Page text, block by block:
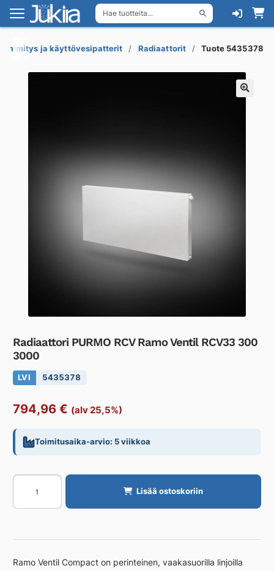
Hae tuotteita...
Siirry
navigointiin
Siirry
sisältöön
ja käyttövesipatterit Radiaattorit Tuote 5435378
Radiaattori PURMO RCV Ramo Ventil RCV33 300
3000
LVI 5435378
794,96 € (alv 25,5%)
Toimitusaika-arvio: 5 viikkoa
Radiaattori
PURMO
RCV
Ventil
300
Lisää ostoskoriin
Ramo Ventil Compact on perinteinen, vaakasuorilla linjoilla